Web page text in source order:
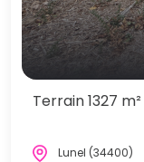
Terrain 1327 m²
Lunel (34400)